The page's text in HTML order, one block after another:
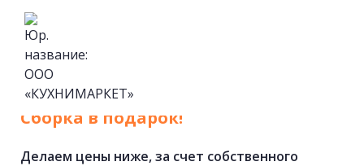
Кухни на заказ
Cборка в подарок!
Делаем цены ниже, за счет собственного